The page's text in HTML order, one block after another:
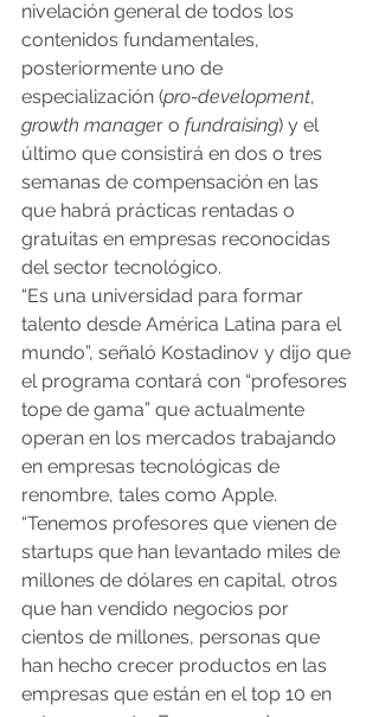
nivelación general de todos los
contenidos fundamentales,
posteriormente uno de
especialización (pro-development,
growth manager o fundraising) y el
último que consistirá en dos o tres
semanas de compensación en las
que habrá prácticas rentadas o
gratuitas en empresas reconocidas
del sector tecnológico.
“Es una universidad para formar
talento desde América Latina para el
mundo”, señaló Kostadinov y dijo que
el programa contará con “profesores
tope de gama” que actualmente
operan en los mercados trabajando
en empresas tecnológicas de
renombre, tales como Apple.
“Tenemos profesores que vienen de
startups que han levantado miles de
millones de dólares en capital, otros
que han vendido negocios por
cientos de millones, personas que
han hecho crecer productos en las
empresas que están en el top 10 en